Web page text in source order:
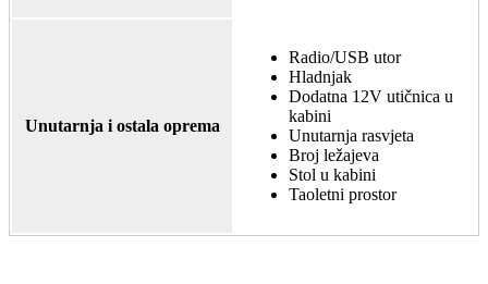
Unutarnja i ostala oprema
Radio/USB utor
Hladnjak
Dodatna 12V utičnica u
kabini
Unutarnja rasvjeta
Broj ležajeva
Stol u kabini
Taoletni prostor